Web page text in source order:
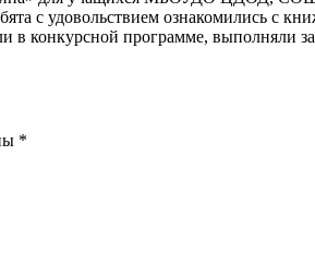
с удовольствием ознакомились с
конкурсной программе, выполняли
*